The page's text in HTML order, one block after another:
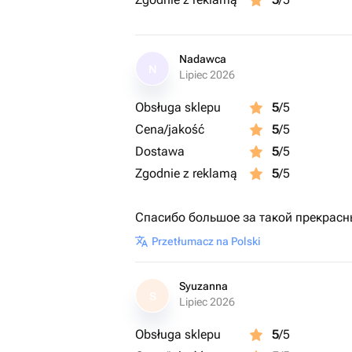
Nadawca
Lipiec 2026
Obsługa sklepu 5/5
Cena/jakość
5/5
Dostawa
5/5
Zgodnie z reklamą
5/5
Спасибо большое за такой
Przetłumacz na Polski
S
Syuzanna
Lipiec 2026
Obsługa sklepu 5/5